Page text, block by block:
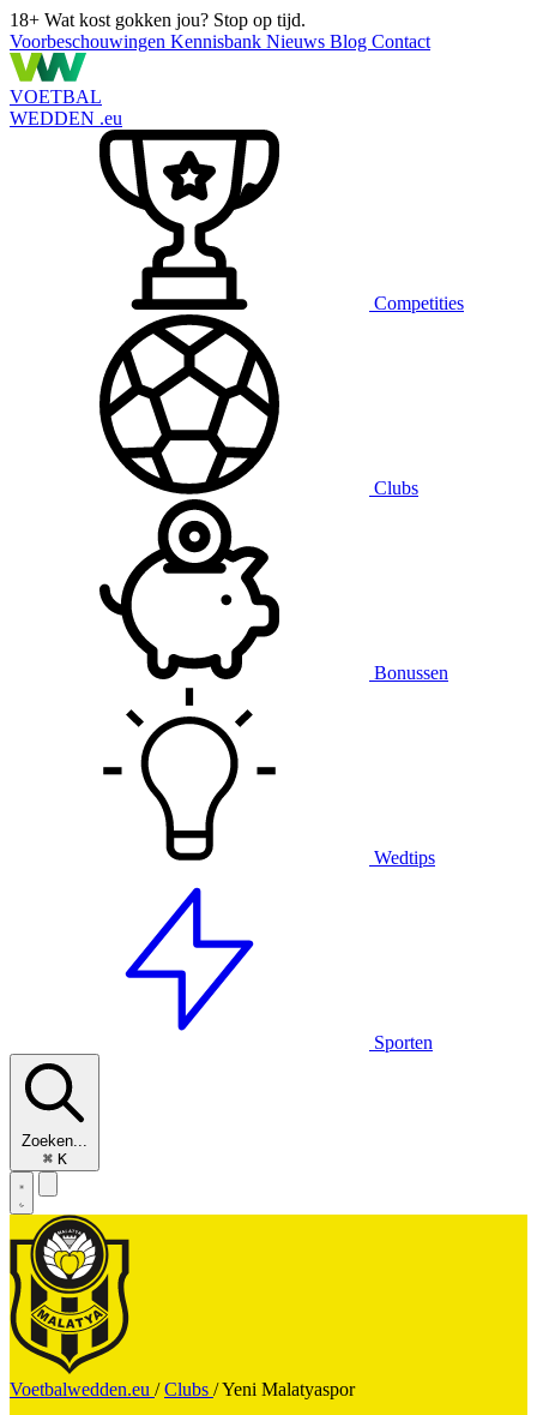
18+ Wat kost gokken jou? Stop op tijd.
Voorbeschouwingen Kennisbank Nieuws Blog Contact
VOETBAL
WEDDEN .eu
Competities
Clubs
Bonussen
Wedtips
Sporten
Zoeken...
⌘ K
Voetbalwedden.eu / Clubs /Yeni Malatyaspor